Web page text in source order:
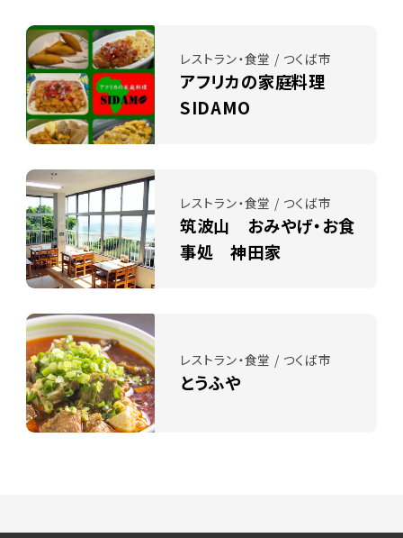
レストラン・食堂 / つくば市
アフリカの家庭料理
SIDAMO
レストラン・食堂 / つくば市
筑波山 おみやげ・お食
事処 神田家
レストラン・食堂 / つくば市
とうふや